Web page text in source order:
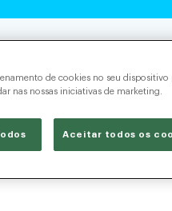
de cookies no seu dispositivo
nas nossas iniciativas de marketing.
Aceitar todos os